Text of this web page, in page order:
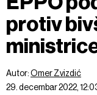
protiv
Autor:Omer Zvizdić
29. decembar 2022,